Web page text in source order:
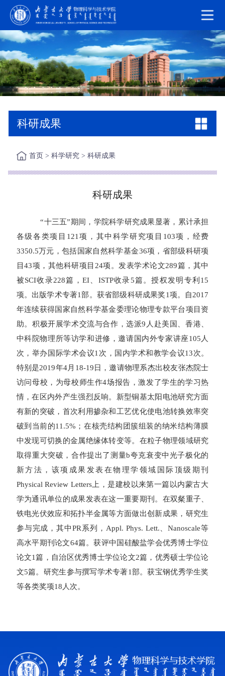
科研成果
首页 >科学研究 >科研成果
科研成果
“十三五”期间，学院科学研究成果显著，累计承担
各级各类项目 121 项，其中科学研究项目 103项，经费
3350.5万元，包括国家自然科学基金36项，省部级科研项
目43项，其他科研项目 24项。发表学术论文289篇，其中
被SCI收录228篇， EI、 ISTP收录5篇。授权发明专利 15
项。出版学术专著1部。获省部级科研成果奖1项。自2017
年连续获得国家自然科学基金委理论物理专款平台项目资
助。积极开展学术交流与合作，选派9 人赴美国、香港、
中科院物理所等访学和进修，邀请国内外专家讲座105 人
次，举办国际学术会议1 次，国内学术和教学会议13次。
特别是2019年4月 18-19日，邀请物理系杰出校友张杰院士
访问母校，为母校师生作4场报告，激发了学生的学习热
情，在区内外产生强烈反响。新型铜基太阳电池研究方面
有新的突破，首次利用掺杂和工艺优化使电池转换效率突
破到当前的11.5% ；在核壳结构团簇组装的纳米结构薄膜
中发现可切换的金属绝缘体转变等。在粒子物理领域研究
取得重大突破，合作提出了测量b夸克衰变中光子极化的
新方法，该项成果发表在物理学领域国际顶级期刊
Physical Review Letters上，是建校以来第一篇以内蒙古大
学为通讯单位的成果发表在这一重要期刊。在双粲重子、
铁电光伏效应和拓扑半金属等方面做出创新成果，研究生
参与完成，其中PR系列， Appl. Phys. Lett. 、Nanoscale等
高水平期刊论文64篇。获评中国硅酸盐学会优秀博士学位
论文1篇，自治区优秀博士学位论文2篇，优秀硕士学位论
文5篇。研究生参与撰写学术专著1部。获宝钢优秀学生奖
等各类奖项18 人次。